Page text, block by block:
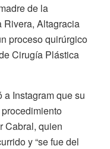
de la
Rivera, Altagracia
proceso quirúrgico
Cirugía Plástica
Instagram que su
Cabral, quien
y “se fue del